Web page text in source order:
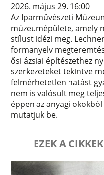
2026. május 29. 16:00
Az Iparművészeti
múzeumépülete, amely
stílust idézi meg.
formanyelv
ősi ázsiai építészethez
szerkezeteket tekintve
felmérhetetlen hatást
nem is valósult meg
éppen az anyagi
mutatjuk be.
EZEK A